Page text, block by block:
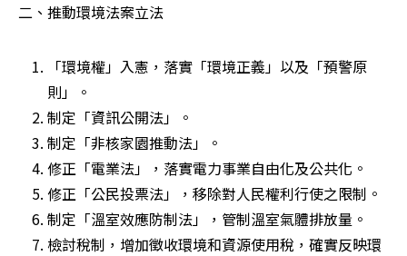
二、推動環境法案立法
「環境權」入憲，落實「環境正義」以及「預警原
則」。
制定「資訊公開法」。
制定「非核家園推動法」。
修正「電業法」，落實電力事業自由化及公共化。
修正「公民投票法」，移除對人民權利行使之限制。
制定「溫室效應防制法」，管制溫室氣體排放量。
檢討稅制，增加徵收環境和資源使用稅，確實反映環